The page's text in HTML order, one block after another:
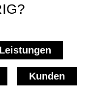
Leistungen
Kunden